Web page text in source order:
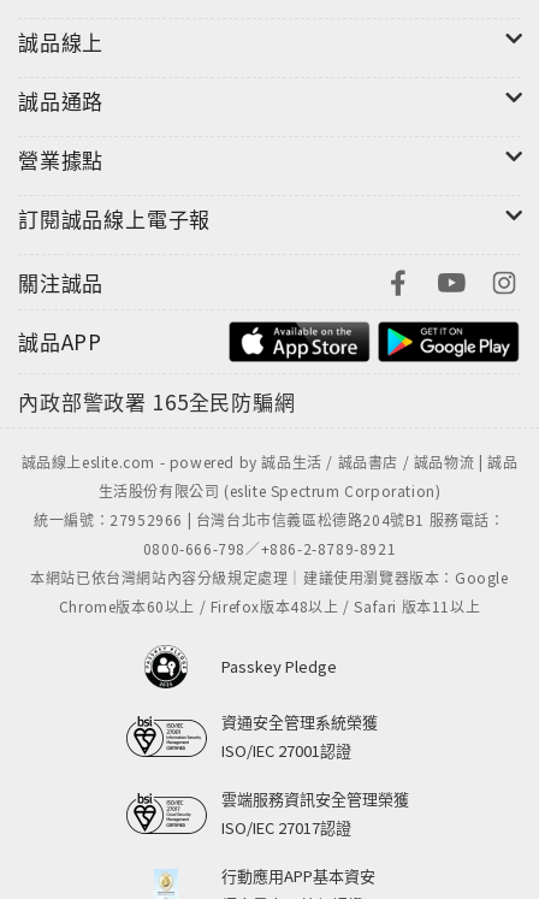
誠品線上
誠品通路
營業據點
訂閱誠品線上電子報
關注誠品
誠品APP
內政部警政署 165全民防騙網
誠品線上eslite.com - powered by 誠品生活 / 誠品書店 / 誠品物流 | 誠品
生活股份有限公司 (eslite Spectrum Corporation)
統一編號：27952966 | 台灣台北市信義區松德路204號B1 服務電話：
0800-666-798／+886-2-8789-8921
本網站已依台灣網站內容分級規定處理｜建議使用瀏覽器版本：Google
Chrome版本60以上 / Firefox版本48以上 / Safari 版本11以上
Passkey Pledge
資通安全管理系統榮獲
ISO/IEC 27001認證
雲端服務資訊安全管理榮獲
ISO/IEC 27017認證
行動應用APP基本資安